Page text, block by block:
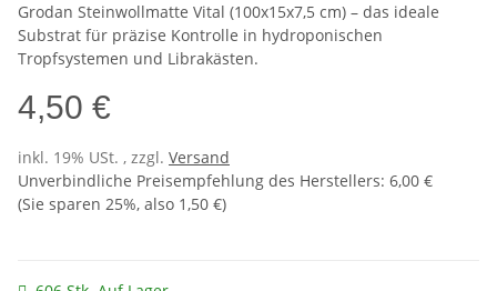
Grodan Steinwollmatte Vital (100x15x7,5 cm) – das ideale
Substrat für präzise Kontrolle in hydroponischen
Tropfsystemen und Librakästen.
4,50 €
inkl. 19% USt. , zzgl. Versand
Unverbindliche Preisempfehlung des Herstellers: 6,00 €
(Sie sparen 25%, also 1,50 €)